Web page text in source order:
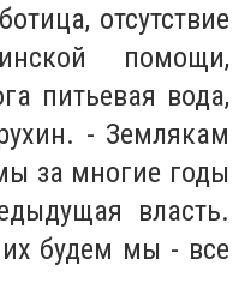
отсутствие
помощи,
питьевая вода,
- Землякам
за многие годы
власть.
будем мы - все